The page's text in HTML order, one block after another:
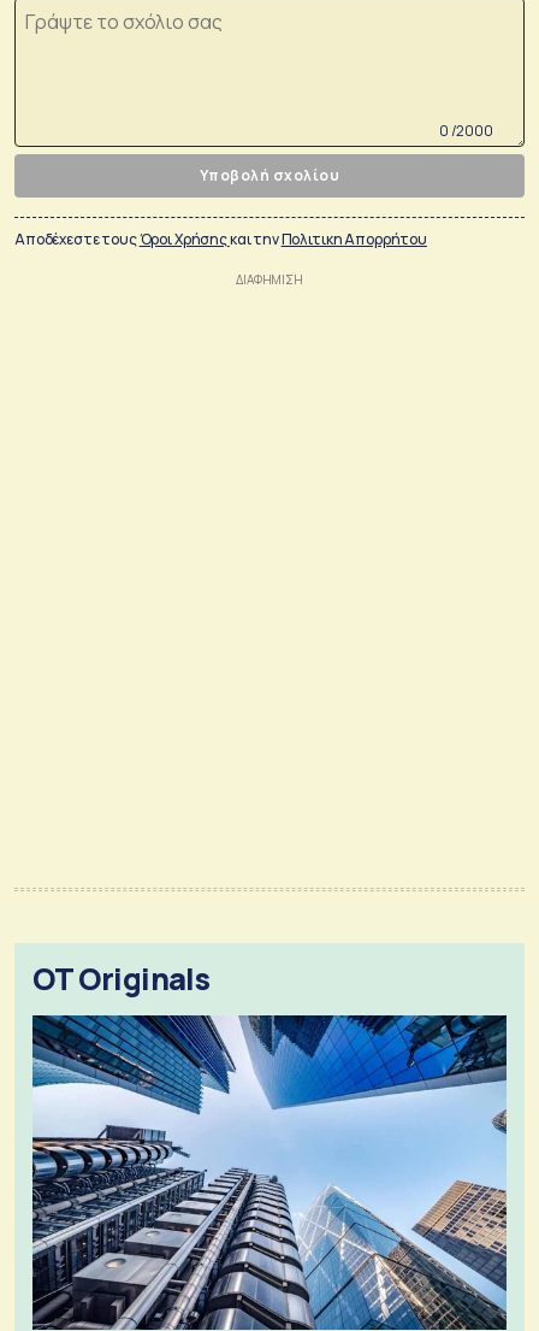
0 /2000
Υποβολή σχολίου
Αποδέχεστε τουςΌροι Χρήσηςκαι τηνΠολιτικη Απορρήτου
OT Originals